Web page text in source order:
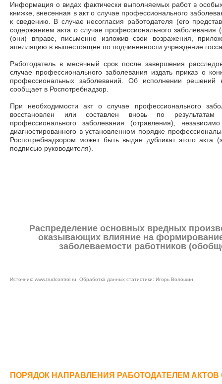
Информация о видах фактически выполняемых работ в
книжке, внесенная в акт о случае профессионального
к сведению. В случае несогласия работодателя (его
содержанием акта о случае профессионального заболевания
(они) вправе, письменно изложив свои возражения,
апелляцию в вышестоящее по подчиненности учреждение
Работодатель в месячный срок после завершения
случае профессионального заболевания издать приказ о
профессиональных заболеваний. Об исполнении решений
сообщает в Роспотребнадзор.
При необходимости акт о случае профессионального
восстановлен или составлен вновь по результатам
профессионального заболевания (отравления),
диагностированного в установленном порядке
Роспотребнадзором может быть выдан дубликат этого акта
подписью руководителя).
Распределение основных вредных
оказывающих влияние на
заболеваемости работников
Источник: www.trudcontrol.ru. Обработка данных статистики: Игорь Волошин.
ПОРЯДОК НАПРАВЛЕНИЯ РАБОТОДАТЕЛЕМ